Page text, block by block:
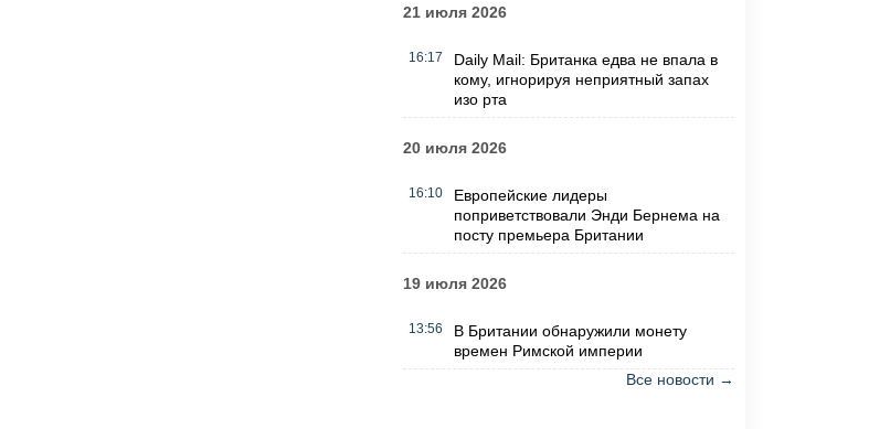
21 июля 2026
16:17
Daily Mail: Британка едва не впала в
кому, игнорируя неприятный запах
изо рта
20 июля 2026
16:10
Европейские лидеры
поприветствовали Энди Бернема на
посту премьера Британии
19 июля 2026
13:56
В Британии обнаружили монету
времен Римской империи
Все новости →